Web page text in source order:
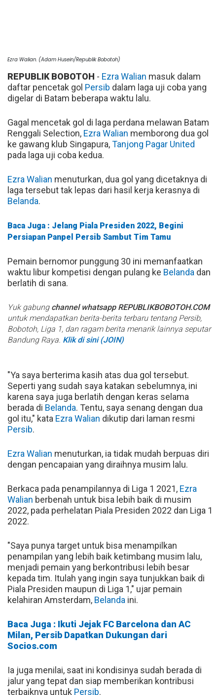
Ezra Walian. (Adam Husein/Republik Bobotoh)
REPUBLIK BOBOTOH - Ezra Walian masuk dalam
daftar pencetak gol Persib dalam laga uji coba yang
digelar di Batam beberapa waktu lalu.
Gagal mencetak gol di laga perdana melawan Batam
Renggali Selection, Ezra Walian memborong dua gol
ke gawang klub Singapura,Tanjong Pagar United
pada laga uji coba kedua.
Ezra Walian menuturkan, dua gol yang dicetaknya di
laga tersebut tak lepas dari hasil kerja kerasnya di
Belanda.
Baca Juga : Jelang Piala Presiden 2022, Begini
Persiapan Panpel Persib Sambut Tim Tamu
Pemain bernomor punggung 30 ini memanfaatkan
waktu libur kompetisi dengan pulang ke Belanda dan
berlatih di sana.
Yuk gabung channel whatsapp REPUBLIKBOBOTOH.COM
untuk mendapatkan berita-berita terbaru tentang Persib,
Bobotoh, Liga 1, dan ragam berita menarik lainnya seputar
Bandung Raya. Klik di sini (JOIN)
"Ya saya berterima kasih atas dua gol tersebut.
Seperti yang sudah saya katakan sebelumnya, ini
karena saya juga berlatih dengan keras selama
berada di Belanda. Tentu, saya senang dengan dua
gol itu," kata Ezra Walian dikutip dari laman resmi
Persib.
Ezra Walian menuturkan, ia tidak mudah berpuas diri
dengan pencapaian yang diraihnya musim lalu.
Berkaca pada penampilannya di Liga 1 2021, Ezra
Walian berbenah untuk bisa lebih baik di musim
2022, pada perhelatan Piala Presiden 2022 dan Liga 1
2022.
"Saya punya target untuk bisa menampilkan
penampilan yang lebih baik ketimbang musim lalu,
menjadi pemain yang berkontribusi lebih besar
kepada tim. Itulah yang ingin saya tunjukkan baik di
Piala Presiden maupun di Liga 1," ujar pemain
kelahiran Amsterdam, Belanda ini.
Baca Juga : Ikuti Jejak FC Barcelona dan AC
Milan, Persib Dapatkan Dukungan dari
Socios.com
Ia juga menilai, saat ini kondisinya sudah berada di
jalur yang tepat dan siap memberikan kontribusi
terbaiknya untuk Persib.